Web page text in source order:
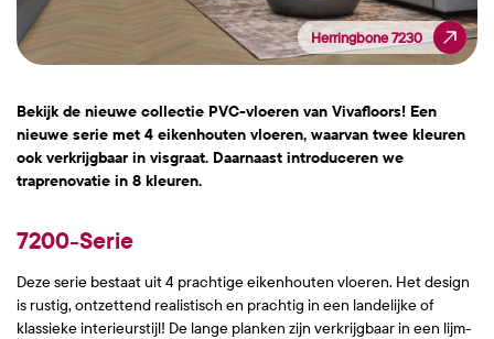
Herringbone 7230
Herringbone 7230
Bekijk de nieuwe collectie PVC-vloeren van Vivafloors! Een
nieuwe serie met 4 eikenhouten vloeren, waarvan twee kleuren
ook verkrijgbaar in visgraat. Daarnaast introduceren we
traprenovatie in 8 kleuren.
7200-Serie
Deze serie bestaat uit 4 prachtige eikenhouten vloeren. Het design
is rustig, ontzettend realistisch en prachtig in een landelijke of
klassieke interieurstijl! De lange planken zijn verkrijgbaar in een lijm-